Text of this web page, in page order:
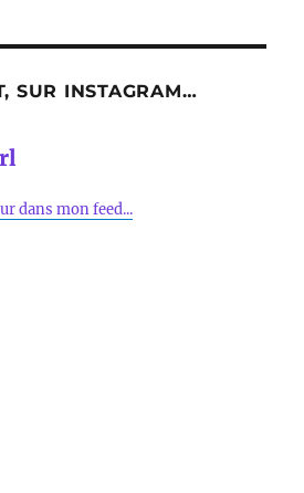
SUR INSTAGRAM…
dans mon feed...